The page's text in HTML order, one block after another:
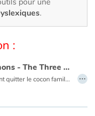
.
:
Les Trois petits cochons - The Three Little Pigs
Trois petits cochons doivent quitter le cocon familial, partir seuls sur la grande route de la vie et se construire chacun une maison : bricoler un abri de paille, assembler un cabanon de branches, construire une maison. Mais tout se complique quand un
anglais.
…